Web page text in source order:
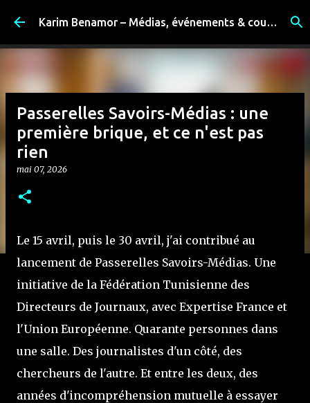
Accéder au contenu principal Karim Benamor – Médias, événements & coulisses
Passerelles Savoirs-Médias : une
première brique, et ce n'est pas
rien
mai 07, 2026
Le 15 avril, puis le 30 avril, j'ai contribué au
lancement de Passerelles Savoirs-Médias. Une
initiative de la Fédération Tunisienne des
Directeurs de Journaux, avec Expertise France et
l'Union Européenne. Quarante personnes dans
une salle. Des journalistes d'un côté, des
chercheurs de l'autre. Et entre les deux, des
années d'incompréhension mutuelle à essayer